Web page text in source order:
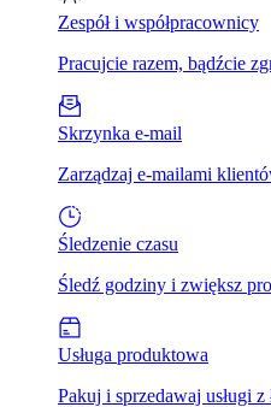
Zespół i współpracownicy
Pracujcie razem, bądźcie
Skrzynka e-mail
Zarządzaj e-mailami
Śledzenie czasu
Śledź godziny i zwiększ
Usługa produktowa
Pakuj i sprzedawaj usługi z